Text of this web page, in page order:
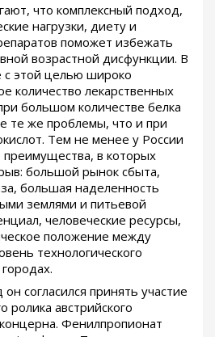
что комплексный подход,
нагрузки, диету и
поможет избежать
возрастной дисфункции. В
этой целью широко
количество лекарственных
большом количестве белка
те же проблемы, что и при
Тем не менее у России
в которых
большой рынок сбыта,
большая наделенность
землями и питьевой
человеческие ресурсы,
положение между
технологического
согласился принять участие
ролика австрийского
Фенилпропионат